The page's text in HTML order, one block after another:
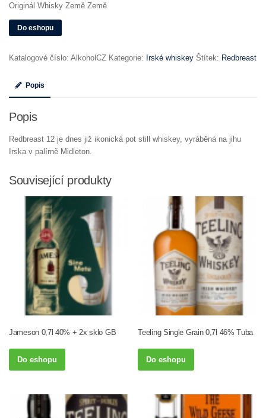
Originál Whisky Země Země
Do eshopu
Katalogové číslo: AlkoholCZ Kategorie: Irské whiskey Štítek: Redbreast
Popis
Popis
Redbreast 12 je dnes již ikonická pot still whiskey, vyráběná na jihu
Irska v palírně Midleton.
Související produkty
Jameson 0,7l 40% + 2x sklo GB
Do eshopu
Teeling Single Grain 0,7l 46% Tuba
Do eshopu